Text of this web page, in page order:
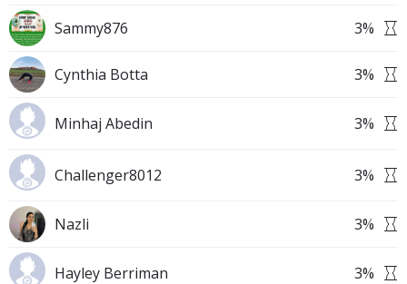
Sammy876 3%
Cynthia Botta 3%
Minhaj Abedin 3%
Challenger8012 3%
Nazli 3%
Hayley Berriman 3%